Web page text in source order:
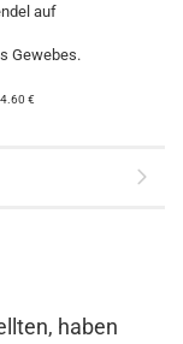
auf
Gewebes.
€
haben